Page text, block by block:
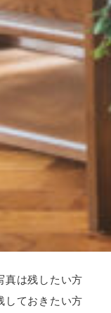
真は残したい方
しておきたい方